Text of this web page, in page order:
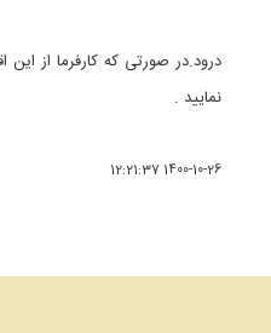
درود.در صورتی که کارفرما از
نمایید .
1400-10-26 12:21:37